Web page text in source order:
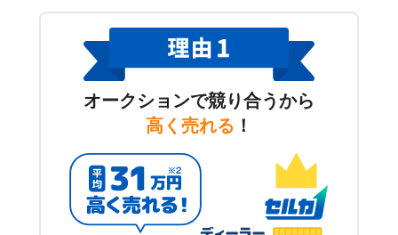
オークションで競り合うから
高く売れる ！